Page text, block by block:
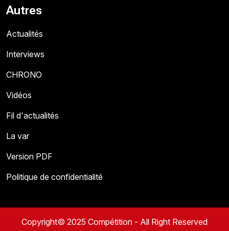
Autres
Actualités
Interviews
CHRONO
Vidéos
Fil d'actualités
La var
Version PDF
Politique de confidentialité
Copyright© 2025 Compétition - All Right Reserved